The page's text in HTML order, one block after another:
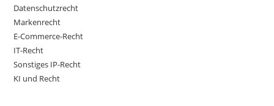
Datenschutzrecht
Markenrecht
E-Commerce-Recht
IT-Recht
Sonstiges IP-Recht
KI und Recht